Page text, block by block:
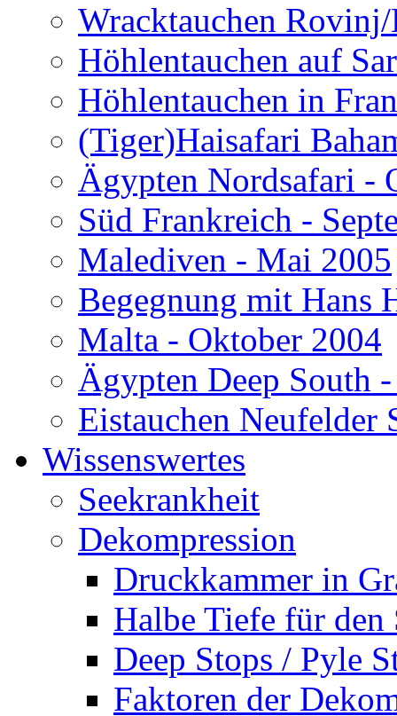
Wracktauchen
Höhlentauchen auf
Höhlentauchen in
(Tiger)Haisafari
Ägypten Nordsafari -
Süd Frankreich -
Malediven - Mai 2005
Begegnung mit Hans
Malta - Oktober 2004
Ägypten Deep South
Eistauchen Neufelder
Wissenswertes
Seekrankheit
Dekompression
Druckkammer in
Halbe Tiefe für den
Deep Stops / Pyle
Faktoren der